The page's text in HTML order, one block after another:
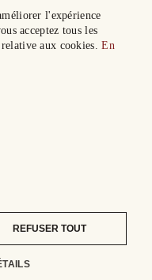
l'expérience
acceptez tous les
aux cookies.En
REFUSER TOUT